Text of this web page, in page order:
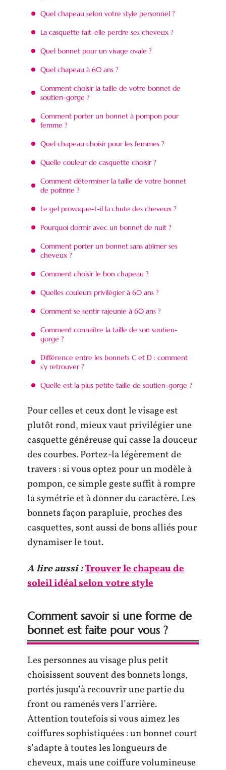
Quel chapeau selon votre style personnel ?
La casquette fait-elle perdre ses cheveux ?
Quel bonnet pour un visage ovale ?
Quel chapeau à 60 ans ?
Comment choisir la taille de votre bonnet de
soutien-gorge ?
Comment porter un bonnet à pompon pour
femme ?
Quel chapeau choisir pour les femmes ?
Quelle couleur de casquette choisir ?
Comment déterminer la taille de votre bonnet
de poitrine ?
Le gel provoque-t-il la chute des cheveux ?
Pourquoi dormir avec un bonnet de nuit ?
Comment porter un bonnet sans abîmer ses
cheveux ?
Comment choisir le bon chapeau ?
Quelles couleurs privilégier à 60 ans ?
Comment se sentir rajeunie à 60 ans ?
Comment connaître la taille de son soutien-
gorge ?
Différence entre les bonnets C et D : comment
s’y retrouver ?
Quelle est la plus petite taille de soutien-gorge ?
Pour celles et ceux dont le visage est
plutôt rond, mieux vaut privilégier une
casquette généreuse qui casse la douceur
des courbes. Portez-la légèrement de
travers : si vous optez pour un modèle à
pompon, ce simple geste suffit à rompre
la symétrie et à donner du caractère. Les
bonnets façon parapluie, proches des
casquettes, sont aussi de bons alliés pour
dynamiser le tout.
A lire aussi :Trouver le chapeau de
soleil idéal selon votre style
Comment savoir si une forme de
bonnet est faite pour vous ?
Les personnes au visage plus petit
choisissent souvent des bonnets longs,
portés jusqu’à recouvrir une partie du
front ou ramenés vers l’arrière.
Attention toutefois si vous aimez les
coiffures sophistiquées : un bonnet court
s’adapte à toutes les longueurs de
cheveux, mais une coiffure volumineuse